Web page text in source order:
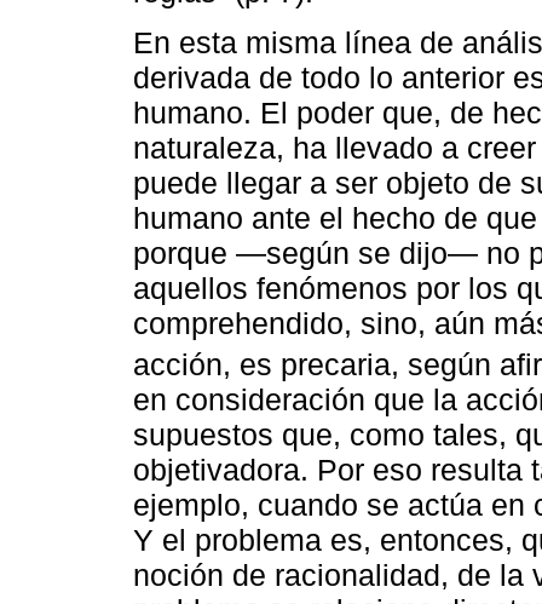
En esta misma línea de
derivada de todo lo anterior
humano. El poder que, de
naturaleza, ha llevado a
puede llegar a ser objeto de
humano ante el hecho de
porque —según se dijo— no
aquellos fenómenos por los
comprehendido, sino, aún
acción, es precaria, según
en consideración que la
supuestos que, como tales,
objetivadora. Por eso resulta
ejemplo, cuando se actúa
Y el problema es, entonces,
noción de racionalidad, de la